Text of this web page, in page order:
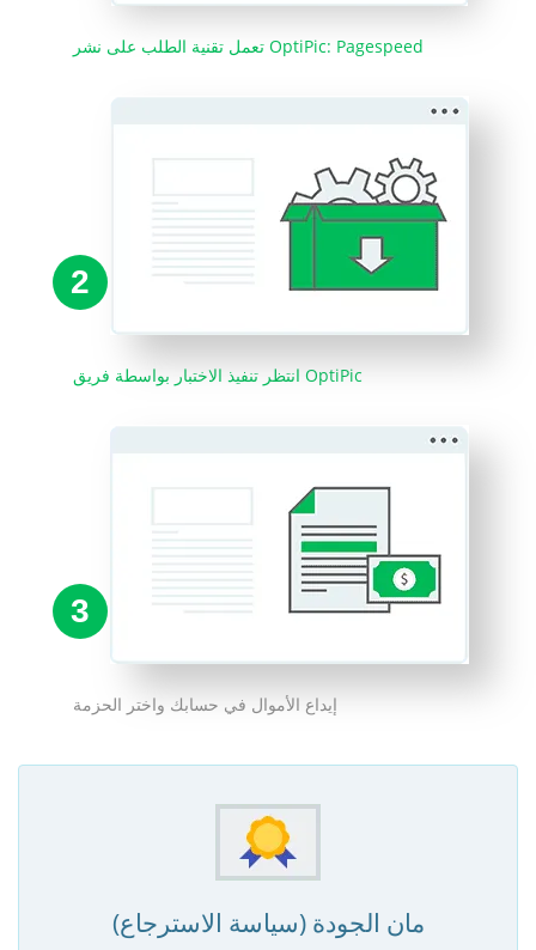
تعمل تقنية الطلب على نشر OptiPic: Pagespeed
2
انتظر تنفيذ الاختبار بواسطة فريق OptiPic
3
إيداع الأموال في حسابك واختر الحزمة
مان الجودة (سياسة الاسترجاع)